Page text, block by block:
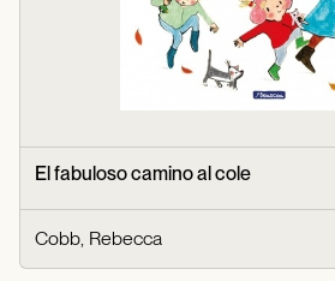
El fabuloso camino al cole
Cobb, Rebecca